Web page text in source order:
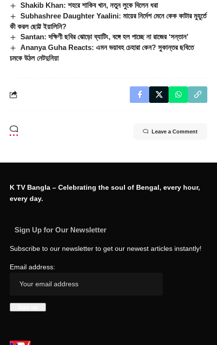
Shakib Khan: শহরে শাকিব খান, নতুন লুকে দিলেন ধরা
Subhashree Daughter Yaalini: মায়ের নির্দেশ মেনে কেক কাটার মুহূর্তে
কী করল ছোট্ট ইয়ালিনি?
Santan: দক্ষিণী ছবির ঝোড়ো ব্যাটিং, বঙ্গে হল পাচ্ছে না রাজের ‘সন্তান’
Ananya Guha Reacts: এমন ভয়াবহ চেহারা কেন? সুকান্তর ছবিতে
চমকে উঠল নেটদুনিয়া
Leave a Comment
K TV Bangla – Celebrating the soul of Bengal, every hour,
every day.
Sign Up for Our Newsletter
Subscribe to our newsletter to get our newest articles instantly!
Email address: